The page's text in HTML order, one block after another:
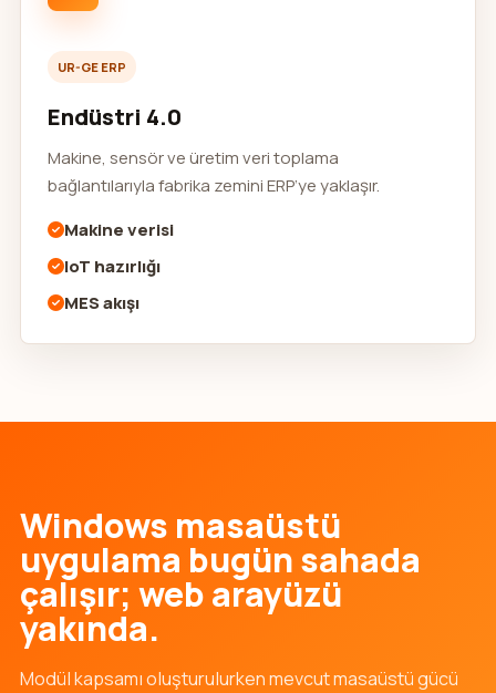
UR-GE ERP
Endüstri 4.0
Makine, sensör ve üretim veri toplama
bağlantılarıyla fabrika zemini ERP’ye yaklaşır.
Makine verisi
IoT hazırlığı
MES akışı
Windows masaüstü
uygulama bugün sahada
çalışır; web arayüzü
yakında.
Modül kapsamı oluşturulurken mevcut masaüstü gücü